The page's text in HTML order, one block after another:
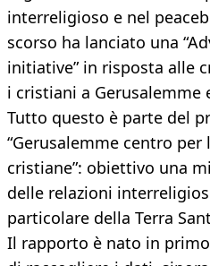
interreligioso e nel
scorso ha lanciato una
initiative” in risposta alle
i cristiani a
Tutto questo è parte del
“Gerusalemme centro
cristiane”: obiettivo una
delle relazioni
particolare della Terra
Il rapporto è nato in